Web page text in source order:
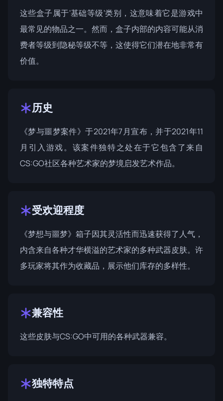
这些盒子属于'基础等级'类别，这意味着它是游戏中
最常见的物品之一。然而，盒子内部的内容可能从消
费者等级到隐秘等级不等，这使得它们潜在地非常有
价值。
历史
《梦与噩梦案件》于2021年7月宣布，并于2021年11
月引入游戏。该案件独特之处在于它包含了来自
CS:GO社区各种艺术家的梦境启发艺术作品。
受欢迎程度
《梦想与噩梦》箱子因其灵活性而迅速获得了人气，
内含来自各种才华横溢的艺术家的多种武器皮肤。许
多玩家将其作为收藏品，展示他们库存的多样性。
兼容性
这些皮肤与CS:GO中可用的各种武器兼容。
独特特点